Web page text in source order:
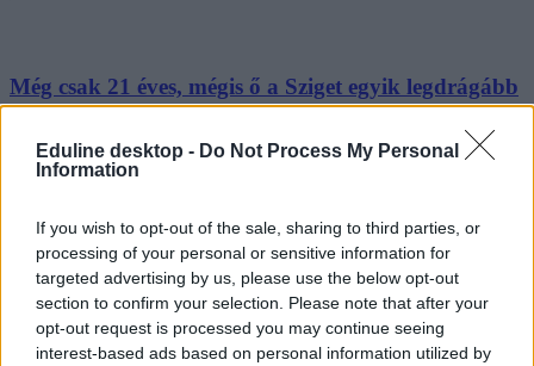
Eduline desktop - Do Not Process My Personal
Information
If you wish to opt-out of the sale, sharing to third parties, or
processing of your personal or sensitive information for
targeted advertising by us, please use the below opt-out
section to confirm your selection. Please note that after your
opt-out request is processed you may continue seeing
interest-based ads based on personal information utilized by
Még csak 21 éves, mégis ő a Sziget egyik legdrágább
fellépője
A 21 éves Billie Eilish fogja zárni az idei Sziget Fesztivált, aki miatt
egy nappal meghosszabbították a fesztivál időtartamát.
Campus life
Tornyos Kata